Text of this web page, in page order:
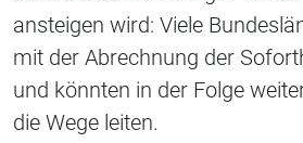
ansteigen wird: Viele
mit der Abrechnung der
und könnten in der Folge
die Wege leiten.